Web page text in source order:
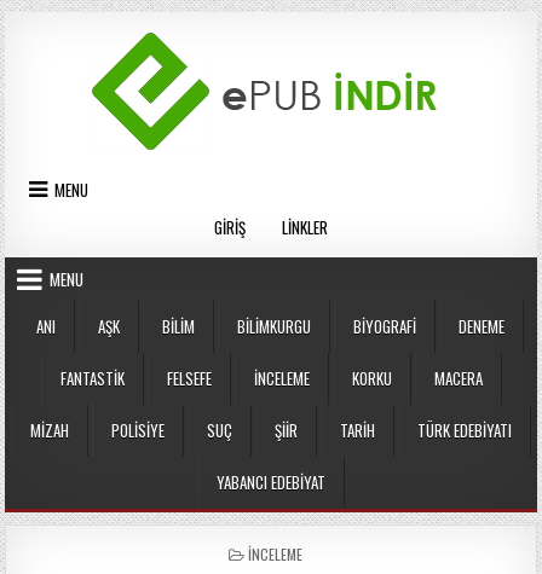
Skip
to
content
MENU
GIRIŞ
LINKLER
MENU
ANI
AŞK BILIM BILIMKURGU BIYOGRAFI DENEME
FANTASTIK FELSEFE İNCELEME KORKU MACERA
MIZAH POLISIYE SUÇ ŞIIR TARIH TÜRK EDEBIYATI
YABANCI EDEBIYAT
POSTED
İNCELEME